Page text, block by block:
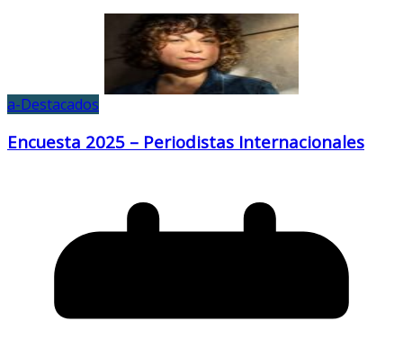
a-Destacados
Encuesta 2025 – Periodistas Internacionales